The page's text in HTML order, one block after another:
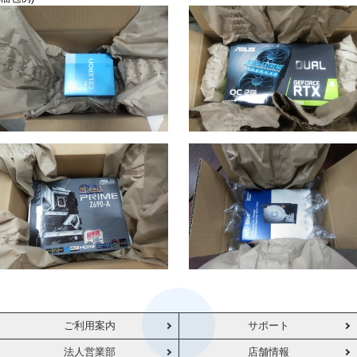
ご利用案内 サポート
法人営業部 店舗情報